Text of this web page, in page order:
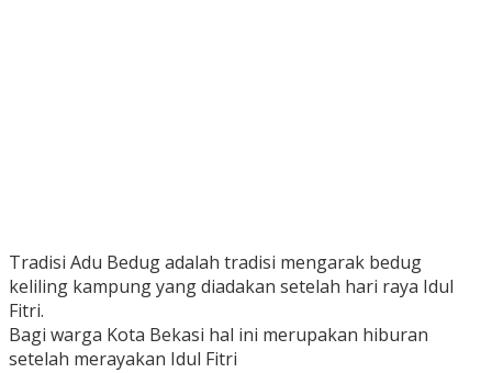
Tradisi Adu Bedug adalah tradisi mengarak bedug
keliling kampung yang diadakan setelah hari raya Idul
Fitri.
Bagi warga Kota Bekasi hal ini merupakan hiburan
setelah merayakan Idul Fitri